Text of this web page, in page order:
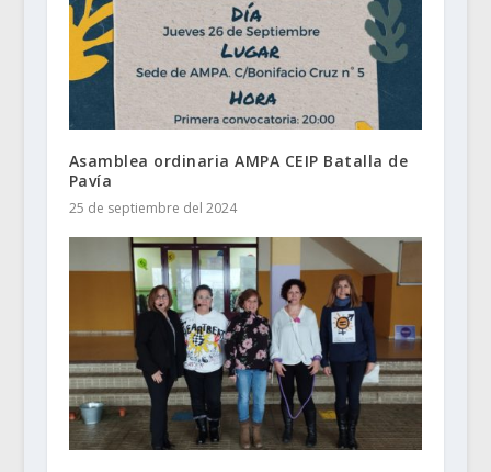
Asamblea ordinaria AMPA CEIP Batalla de
Pavía
25 de septiembre del 2024